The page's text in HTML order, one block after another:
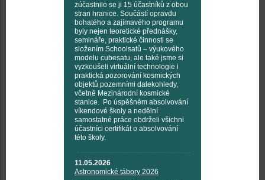
zúčastnilo se ji 15 účastníků z obou
stran hranice. Součástí opravdu
bohatého a zajímavého programu
byly nejen teoretické přednášky,
semináře, praktické činnosti se
složením Schoolsatů – výukového
modelu cubesatu, ale také jsme si
vyzkoušeli virtuální technologie i
praktická pozorování kosmických
objektů pozemními dalekohledy,
včetně Mezinárodní kosmické
stanice. Po úspěšném absolvování
víkendové školy a nedělní
samostatné práce obdrželi všichni
účastníci certifikát o absolvování
této školy.
11.05.2026
Astronomické tábory 2026